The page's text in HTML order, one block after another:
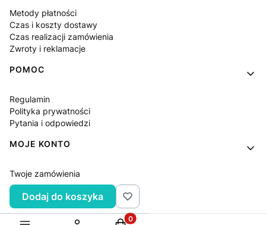
Metody płatności
Czas i koszty dostawy
Czas realizacji zamówienia
Zwroty i reklamacje
POMOC
Regulamin
Polityka prywatności
Pytania i odpowiedzi
MOJE KONTO
Twoje zamówienia
Ustawienia konta
Ulubione
Dodaj do koszyka